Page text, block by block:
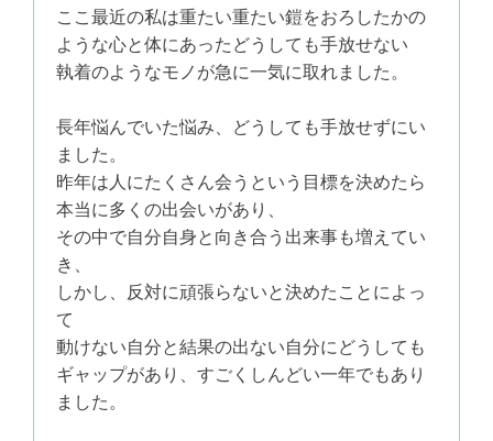
ここ最近の私は重たい重たい鎧をおろしたかの
ような心と体にあったどうしても手放せない
執着のようなモノが急に一気に取れました。
長年悩んでいた悩み、どうしても手放せずにい
ました。
昨年は人にたくさん会うという目標を決めたら
本当に多くの出会いがあり、
その中で自分自身と向き合う出来事も増えてい
き、
しかし、反対に頑張らないと決めたことによっ
て
動けない自分と結果の出ない自分にどうしても
ギャップがあり、すごくしんどい一年でもあり
ました。